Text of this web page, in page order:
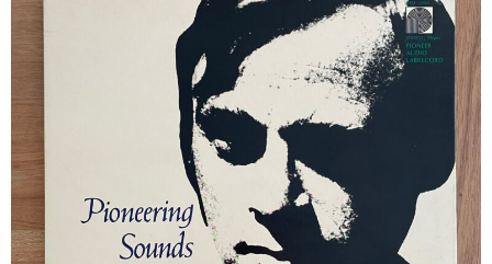
買取について
取り置きなどについて
Categories
New Arrivals